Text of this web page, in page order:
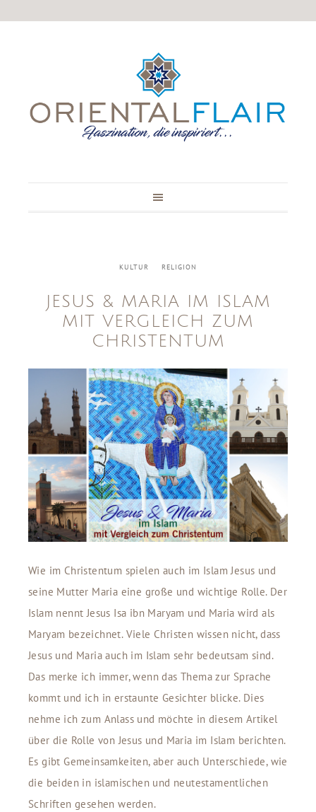
KULTUR RELIGION
JESUS & MARIA IM ISLAM
MIT VERGLEICH ZUM
CHRISTENTUM
Wie im Christentum spielen auch im Islam Jesus und
seine Mutter Maria eine große und wichtige Rolle. Der
Islam nennt Jesus Isa ibn Maryam und Maria wird als
Maryam bezeichnet. Viele Christen wissen nicht, dass
Jesus und Maria auch im Islam sehr bedeutsam sind.
Das merke ich immer, wenn das Thema zur Sprache
kommt und ich in erstaunte Gesichter blicke. Dies
nehme ich zum Anlass und möchte in diesem Artikel
über die Rolle von Jesus und Maria im Islam berichten.
Es gibt Gemeinsamkeiten, aber auch Unterschiede, wie
die beiden in islamischen und neutestamentlichen
Schriften gesehen werden.